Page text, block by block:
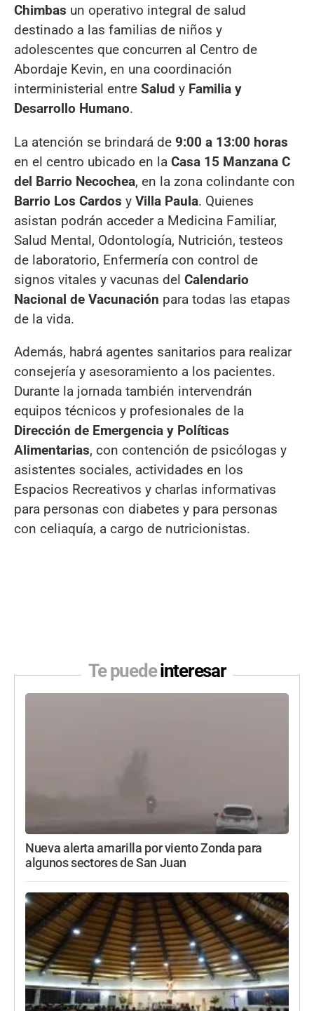
Chimbas un operativo integral de salud
destinado a las familias de niños y
adolescentes que concurren al Centro de
Abordaje Kevin, en una coordinación
interministerial entre Salud y Familia y
Desarrollo Humano.
La atención se brindará de 9:00 a 13:00 horas
en el centro ubicado en la Casa 15 Manzana C
del Barrio Necochea, en la zona colindante con
Barrio Los Cardos y Villa Paula. Quienes
asistan podrán acceder a Medicina Familiar,
Salud Mental, Odontología, Nutrición, testeos
de laboratorio, Enfermería con control de
signos vitales y vacunas del Calendario
Nacional de Vacunación para todas las etapas
de la vida.
Además, habrá agentes sanitarios para realizar
consejería y asesoramiento a los pacientes.
Durante la jornada también intervendrán
equipos técnicos y profesionales de la
Dirección de Emergencia y Políticas
Alimentarias, con contención de psicólogas y
asistentes sociales, actividades en los
Espacios Recreativos y charlas informativas
para personas con diabetes y para personas
con celiaquía, a cargo de nutricionistas.
Te puedeinteresar
Nueva alerta amarilla por viento Zonda para
algunos sectores de San Juan